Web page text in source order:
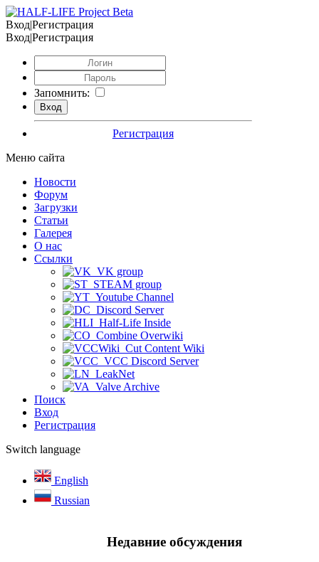
Вход|Регистрация
Вход|Регистрация
Запомнить:
Регистрация
Меню сайта
Новости
Форум
Загрузки
Статьи
Галерея
О нас
Ссылки
VK group
STEAM group
Youtube Channel
Discord Server
Half-Life Inside
Combine Overwiki
Cut Content Wiki
VCC Discord Server
LeakNet
Valve Archive
Поиск
Вход
Регистрация
Switch language
English
Russian
Недавние обсуждения